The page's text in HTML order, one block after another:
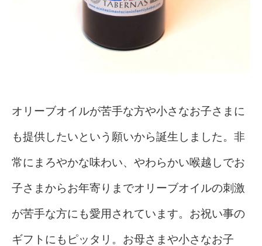
オリーブオイルが苦手な方や小さなお子さまに
も提供したいという願いから誕生しました。非
常に まろやかな味わい、やわらかい喉越しでお
子さまからお年寄りまでオリーブオイルの刺激
が苦手な方にも愛用されています。 お祝い事の
ギフトにもピッタリ。お母さまや小さなお子